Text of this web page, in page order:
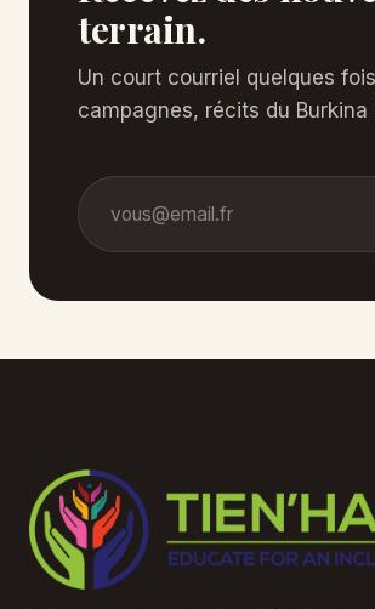
terrain.
Un court courriel quelques
campagnes, récits du
Adresse e-mail